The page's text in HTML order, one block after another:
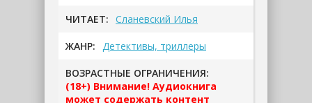
ЧИТАЕТ: Сланевский Илья
ЖАНР: Детективы, триллеры
ВОЗРАСТНЫЕ ОГРАНИЧЕНИЯ:
(18+) Внимание! Аудиокнига
может содержать контент